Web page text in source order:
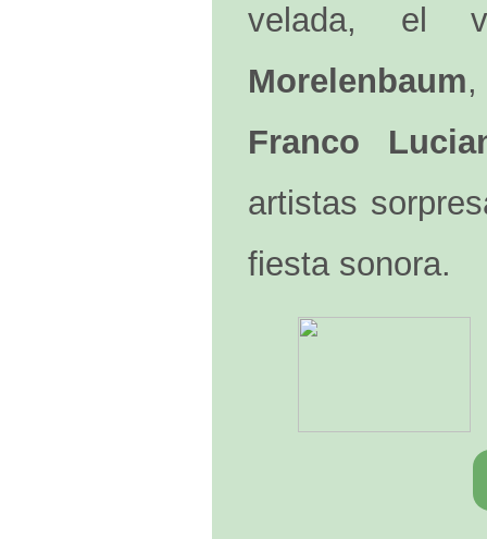
velada, el
Morelenbaum
Franco
artistas
fiesta sonora.